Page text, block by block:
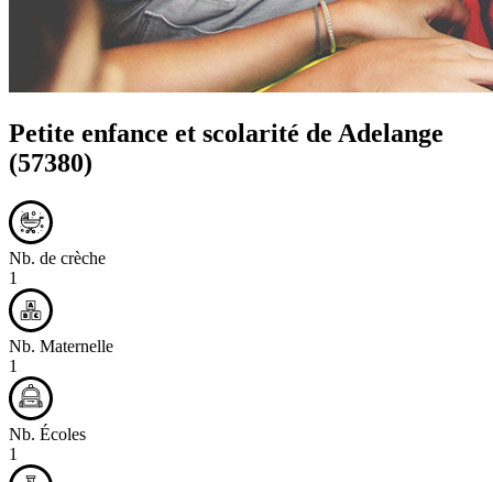
Petite enfance et scolarité de Adelange
(57380)
Nb. de crèche
1
Nb. Maternelle
1
Nb. Écoles
1